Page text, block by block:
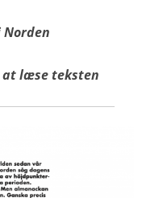
læse teksten